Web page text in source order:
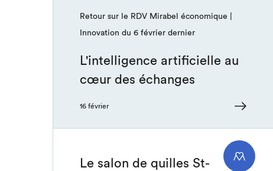
Retour sur le RDV Mirabel économique |
Innovation du 6 février dernier
L'intelligence artificielle au
cœur des échanges
16 février
Le salon de quilles St-